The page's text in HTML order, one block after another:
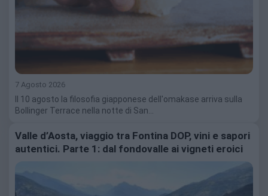
7 Agosto 2026
Il 10 agosto la filosofia giapponese dell'omakase arriva sulla
Bollinger Terrace nella notte di San…
Valle d’Aosta, viaggio tra Fontina DOP, vini e sapori
autentici. Parte 1: dal fondovalle ai vigneti eroici